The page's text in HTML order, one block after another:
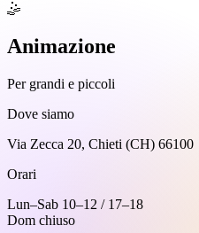
🤹
Animazione
Per grandi e piccoli
Dove siamo
Via Zecca 20, Chieti (CH) 66100
Orari
Lun–Sab 10–12 / 17–18
Dom chiuso